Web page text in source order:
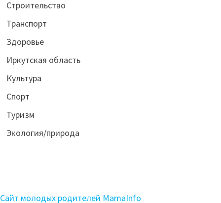
Строительство
Транспорт
Здоровье
Иркутская область
Культура
Спорт
Туризм
Экология/природа
Сайт молодых родителей MamaInfo